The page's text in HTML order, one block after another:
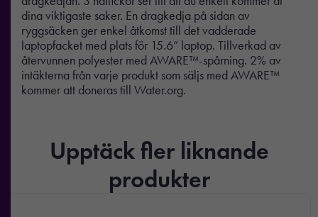
dina viktigaste saker. En dragkedja på sidan av
ryggsäcken ger enkel åtkomst till det vadderade
laptopfacket med plats för 15.6” laptop. Tillverkad av
återvunnen polyester med AWARE™-spårning. 2% av
intäkterna från varje produkt som säljs med AWARE™
kommer att doneras till Water.org.
Upptäck fler liknande
produkter